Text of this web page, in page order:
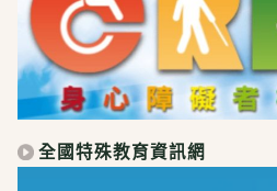
全國特殊教育資訊網